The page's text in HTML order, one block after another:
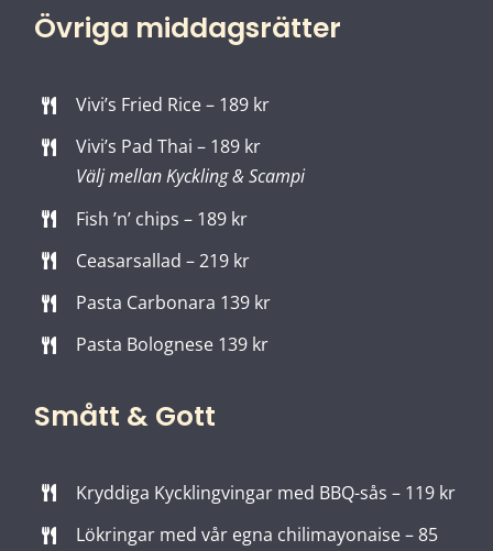
Övriga middagsrätter
Vivi’s Fried Rice – 189 kr
Vivi’s Pad Thai – 189 kr
Välj mellan Kyckling & Scampi
Fish ’n’ chips – 189 kr
Ceasarsallad – 219 kr
Pasta Carbonara 139 kr
Pasta Bolognese 139 kr
Smått & Gott
Kryddiga Kycklingvingar med BBQ-sås – 119 kr
Lökringar med vår egna chilimayonaise – 85